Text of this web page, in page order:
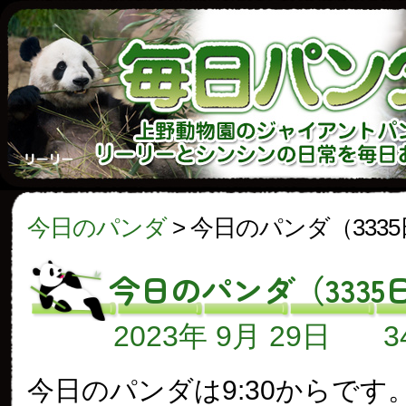
今日のパンダ> 今日のパンダ（3335
今日のパンダ（3335
2023年 9月 29日
今日のパンダは9:30からです